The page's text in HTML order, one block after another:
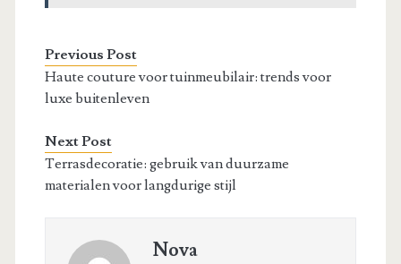
Previous Post
Haute couture voor tuinmeubilair: trends voor
luxe buitenleven
Next Post
Terrasdecoratie: gebruik van duurzame
materialen voor langdurige stijl
Nova